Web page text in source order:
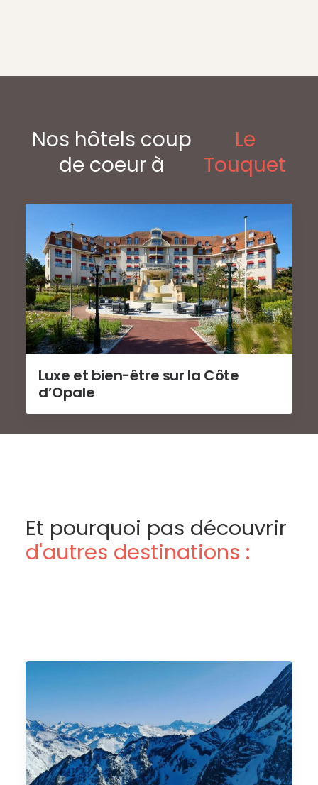
Nos hôtels coup
de coeur à
Le
Touquet
Luxe et bien-être sur la Côte
d’Opale
Et pourquoi pas découvrir
d'autres destinations :